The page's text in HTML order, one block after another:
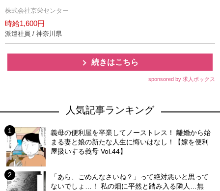
株式会社京栄センター
時給1,600円
派遣社員 / 神奈川県
続きはこちら
sponsored by 求人ボックス
人気記事ランキング
義母の便利屋を卒業してノーストレス！ 離婚から始
まる妻と娘の新たな人生に悔いはなし！【嫁を便利
屋扱いする義母 Vol.44】
「あら、ごめんなさいね？」って絶対悪いと思って
ないでしょ…！ 私の畑に平然と踏み入る隣人…無